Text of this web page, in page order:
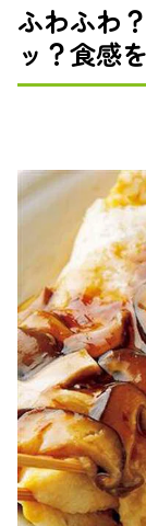
ふわふわ
ッ？食感